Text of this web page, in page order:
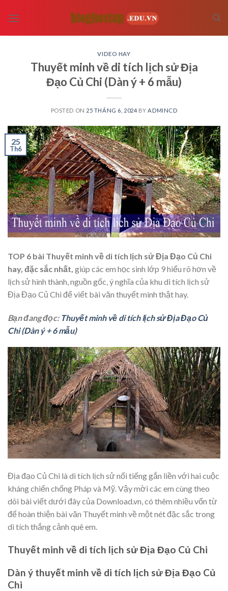
VIDEO HAY
Thuyết minh về di tích lịch sử Địa
Đạo Củ Chi (Dàn ý + 6 mẫu)
POSTED ON 25 THÁNG 6, 2024 BY ADMINCD
25
Th6
TOP 6 bài Thuyết minh về di tích lịch sử Địa Đạo Củ Chi
hay, đặc sắc nhất, giúp các em học sinh lớp 9 hiểu rõ hơn về
lịch sử hình thành, nguồn gốc, ý nghĩa của khu di tích lịch sử
Địa Đạo Củ Chi để viết bài văn thuyết minh thật hay.
Bạn đang đọc: Thuyết minh về di tích lịch sử Địa Đạo Củ
Chi (Dàn ý + 6 mẫu)
Địa đạo Củ Chi là di tích lịch sử nổi tiếng gắn liền với hai cuộc
kháng chiến chống Pháp và Mỹ. Vậy mời các em cùng theo
dõi bài viết dưới đây của Download.vn, có thêm nhiều vốn từ
để hoàn thiện bài văn Thuyết minh về một nét đặc sắc trong
di tích thắng cảnh quê em.
Thuyết minh về di tích lịch sử Địa Đạo Củ Chi
Dàn ý thuyết minh về di tích lịch sử Địa Đạo Củ
Chi